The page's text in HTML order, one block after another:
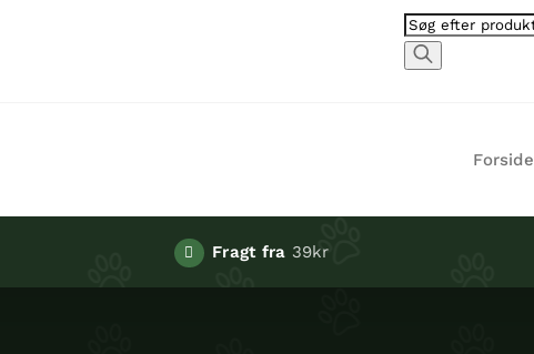
Products
search
Forside
Fragt fra 39kr